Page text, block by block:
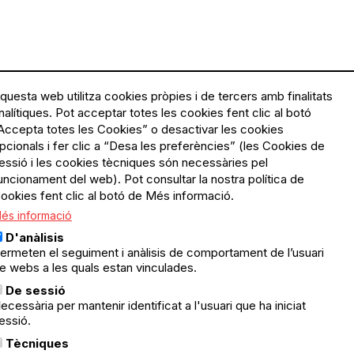
Menú
Legal
Política de privacitat
Avís legal
Política de cookies
El Quèdequè no es fa
organitzadors.
web utilitza cookies pròpies i de tercers amb finalitats
Pot acceptar totes les cookies fent clic al botó
totes les Cookies” o desactivar les cookies
i fer clic a “Desa les preferències” (les Cookies de
i les cookies tècniques són necessàries pel
del web). Pot consultar la nostra política de
fent clic al botó de Més informació.
informació
D'anàlisis
el seguiment i anàlisis de comportament de l’usuari
webs a les quals estan vinculades.
De sessió
per mantenir identificat a l'usuari que ha iniciat
Tècniques